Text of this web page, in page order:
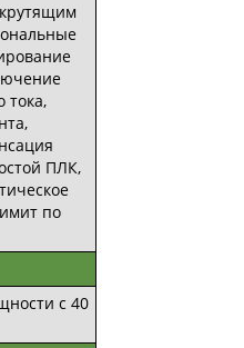
тока,
ПЛК,
по
с 40